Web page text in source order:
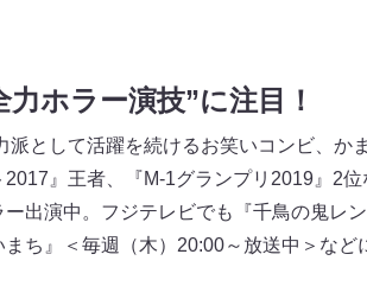
ホラー演技”に注目！
派として活躍を続けるお笑いコンビ、か
』王者、『M-1グランプリ2019』2
出演中。フジテレビでも『千鳥の鬼レ
ち』＜毎週（木）20:00～放送中＞など